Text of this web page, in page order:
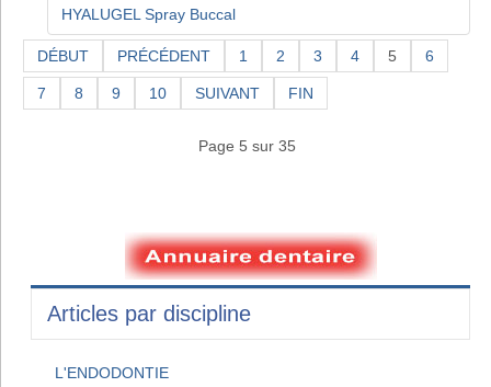
HYALUGEL Spray Buccal
DÉBUT PRÉCÉDENT 1 2 3 4 5 6
7 8 9 10 SUIVANT FIN
Page 5 sur 35
Articles par discipline
L'ENDODONTIE